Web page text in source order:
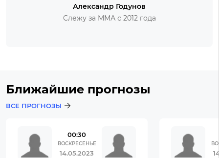
Александр Годунов
Слежу за ММА с 2012 года
Ближайшие прогнозы
ВСЕ ПРОГНОЗЫ
00:30
ВОСКРЕСЕНЬЕ
14.05.2023